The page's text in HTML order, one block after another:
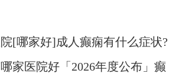
[哪家好]成人癫痫有什么症状?
家医院好「2026年度公布」癫